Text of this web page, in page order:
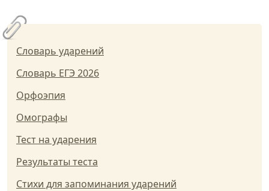
Словарь ударений
Словарь ЕГЭ 2026
Орфоэпия
Омографы
Тест на ударения
Результаты теста
Стихи для запоминания ударений